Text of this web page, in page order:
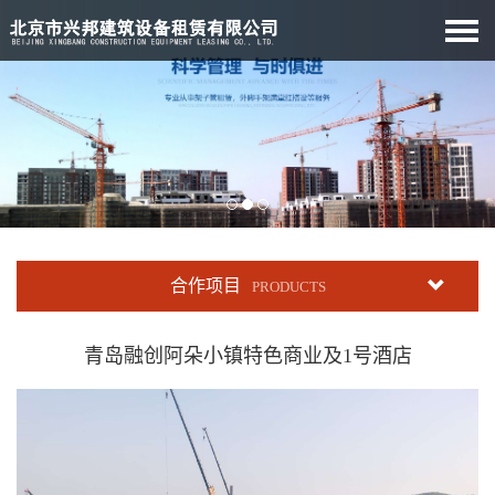
合作项目 PRODUCTS
青岛融创阿朵小镇特色商业及1号酒店